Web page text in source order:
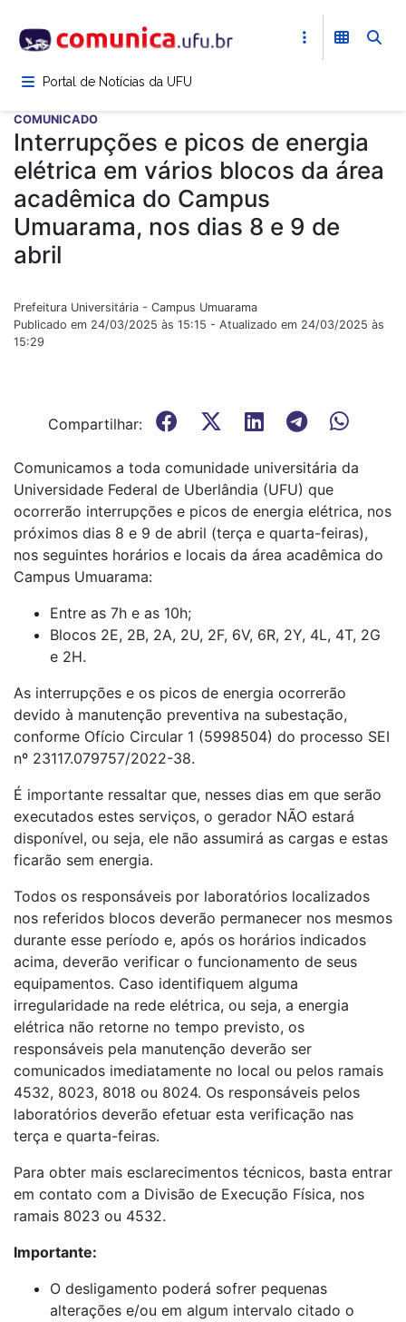
para
conteúdoPortal de Notícias da UFU
COMUNICADO
Interrupções e picos de energia
elétrica em vários blocos da área
acadêmica do Campus
Umuarama, nos dias 8 e 9 de
abril
Prefeitura Universitária - Campus Umuarama
Publicado em 24/03/2025 às 15:15 - Atualizado em 24/03/2025 às
15:29
Compartilhar:
Comunicamos a toda comunidade universitária da
Universidade Federal de Uberlândia (UFU) que
ocorrerão interrupções e picos de energia elétrica, nos
próximos dias 8 e 9 de abril (terça e quarta-feiras),
nos seguintes horários e locais da área acadêmica do
Campus Umuarama:
Entre as 7h e as 10h;
Blocos 2E, 2B, 2A, 2U, 2F, 6V, 6R, 2Y, 4L, 4T, 2G
e 2H.
As interrupções e os picos de energia ocorrerão
devido à manutenção preventiva na subestação,
conforme Ofício Circular 1 (5998504) do processo SEI
nº 23117.079757/2022-38.
É importante ressaltar que, nesses dias em que serão
executados estes serviços, o gerador NÃO estará
disponível, ou seja, ele não assumirá as cargas e estas
ficarão sem energia.
Todos os responsáveis por laboratórios localizados
nos referidos blocos deverão permanecer nos mesmos
durante esse período e, após os horários indicados
acima, deverão verificar o funcionamento de seus
equipamentos. Caso identifiquem alguma
irregularidade na rede elétrica, ou seja, a energia
elétrica não retorne no tempo previsto, os
responsáveis pela manutenção deverão ser
comunicados imediatamente no local ou pelos ramais
4532, 8023, 8018 ou 8024. Os responsáveis pelos
laboratórios deverão efetuar esta verificação nas
terça e quarta-feiras.
Para obter mais esclarecimentos técnicos, basta entrar
em contato com a Divisão de Execução Física, nos
ramais 8023 ou 4532.
Importante:
O desligamento poderá sofrer pequenas
alterações e/ou em algum intervalo citado o